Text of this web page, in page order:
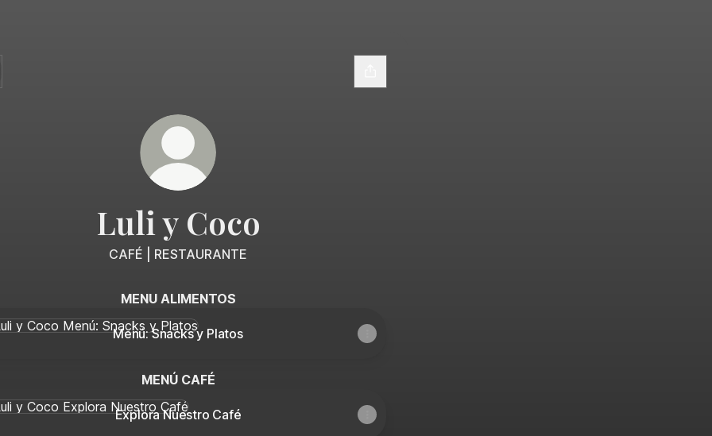
Luli y Coco
CAFÉ | RESTAURANTE
MENU ALIMENTOS
Menú: Snacks y Platos
MENÚ CAFÉ
Explora Nuestro Café